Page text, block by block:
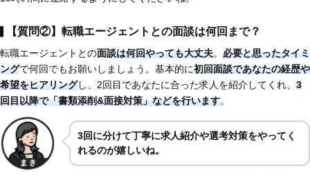
【質問②】転職エージェントとの面談は何回まで？
転職エージェントとの面談は何回やっても大丈夫。 必要と思ったタイミ
ングで何回でもお願いしましょう。基本的に初回面談であなたの経歴や
希望をヒアリングし、2回目であなたに合った求人を紹介してくれ、 3
回目以降で「書類添削&面接対策」などを行います。
3回に分けて丁寧に求人紹介や選考対策をやってく
れるのが嬉しいね。